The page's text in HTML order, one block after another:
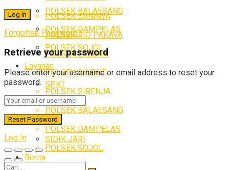
POLSEK BALAESANG
POLSEK DAMPELAS
POLSEK SOJOL
Layanan
SPKT
SKCK
SIM
SIDIK JARI
Berita
POLSEK BANAWA
POLSEK RIO PAKAVA
POLSEK LABUAN
POLSEK SINDUE
POLSEK SIRENJA
POLSEK BALAESANG
POLSEK DAMPELAS
POLSEK SOJOL
Forgotten Password?
Retrieve your password
Please enter your username or email address to reset your
password.
Log In